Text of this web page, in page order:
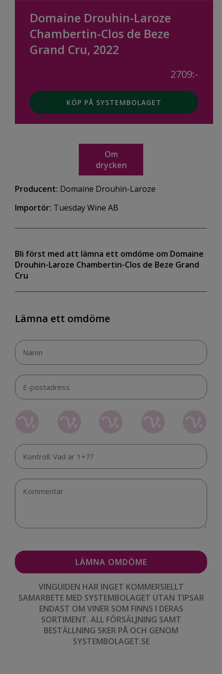
Domaine Drouhin-Laroze
Chambertin-Clos de Beze
Grand Cru, 2022
2709:-
KÖP PÅ SYSTEMBOLAGET
Om
drycken
Producent: Domaine Drouhin-Laroze
Importör: Tuesday Wine AB
Bli först med att lämna ett omdöme om Domaine
Drouhin-Laroze Chambertin-Clos de Beze Grand
Cru
Lämna ett omdöme
VINGUIDEN HAR INGET KOMMERSIELLT
SAMARBETE MED SYSTEMBOLAGET UTAN TIPSAR
ENDAST OM VINER SOM FINNS I DERAS
SORTIMENT. ALL FÖRSÄLJNING SAMT
BESTÄLLNING SKER PÅ OCH GENOM
SYSTEMBOLAGET.SE